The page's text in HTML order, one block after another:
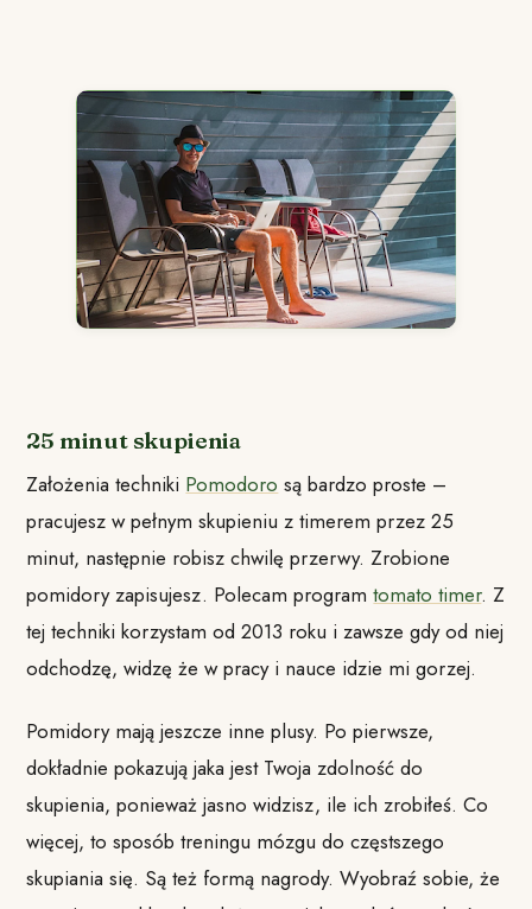
25 minut skupienia
Założenia techniki Pomodoro są bardzo proste –
pracujesz w pełnym skupieniu z timerem przez 25
minut, następnie robisz chwilę przerwy. Zrobione
pomidory zapisujesz. Polecam programtomato timer. Z
tej techniki korzystam od 2013 roku i zawsze gdy od niej
odchodzę, widzę że w pracy i nauce idzie mi gorzej.
Pomidory mają jeszcze inne plusy. Po pierwsze,
dokładnie pokazują jaka jest Twoja zdolność do
skupienia, ponieważ jasno widzisz, ile ich zrobiłeś. Co
więcej, to sposób treningu mózgu do częstszego
skupiania się. Są też formą nagrody. Wyobraź sobie, że